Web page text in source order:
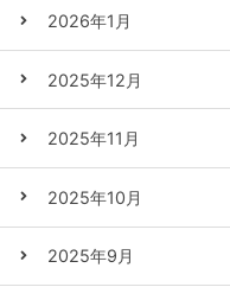
2026年1月
2025年12月
2025年11月
2025年10月
2025年9月